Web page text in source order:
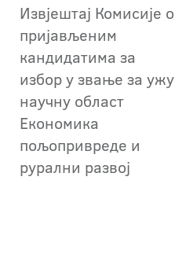
Извјештај Комисије о
пријављеним
кандидатима за
избор у звање за ужу
научну област
Економика
пољопривреде и
рурални развој